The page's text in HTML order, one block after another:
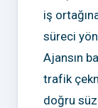
iş
süreci
Ajansın
trafik
doğru